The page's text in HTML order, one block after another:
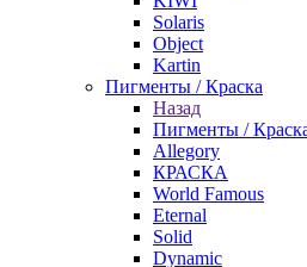
Solaris
Object
Kartin
Пигменты / Краска
Назад
Пигменты /
Allegory
КРАСКА
World Famous
Eternal
Solid
Dynamic